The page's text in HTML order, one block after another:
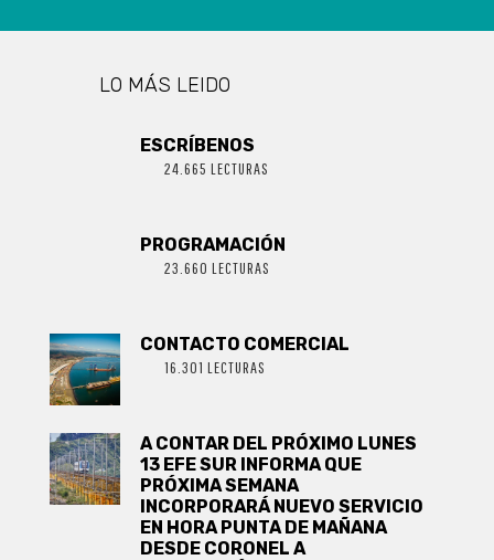
LO MÁS LEIDO
ESCRÍBENOS
24.665 LECTURAS
PROGRAMACIÓN
23.660 LECTURAS
CONTACTO COMERCIAL
16.301 LECTURAS
A CONTAR DEL PRÓXIMO LUNES
13 EFE SUR INFORMA QUE
PRÓXIMA SEMANA
INCORPORARÁ NUEVO SERVICIO
EN HORA PUNTA DE MAÑANA
DESDE CORONEL A